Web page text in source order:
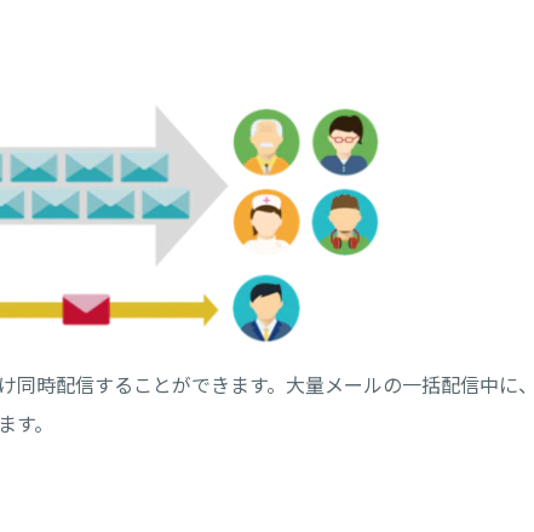
時配信することができます。大量メールの一括配信中に
。